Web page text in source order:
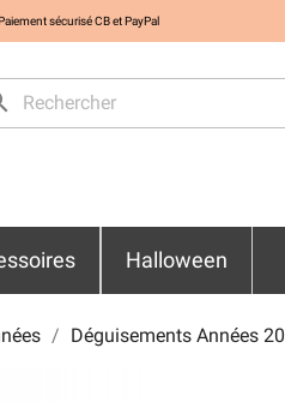
sécurisé CB et PayPal
Halloween
Déguisements Années 20